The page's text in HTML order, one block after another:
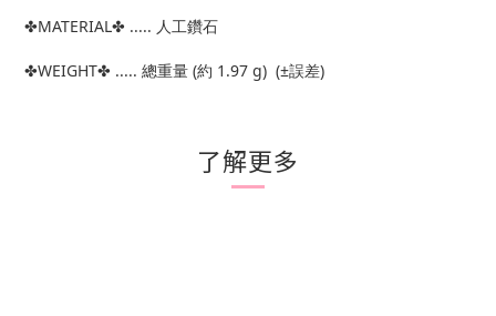
✤MATERIAL✤ ..... 人工鑽石
✤WEIGHT✤ ..... 總重量 (約 1.97 g) (±誤差)
了解更多